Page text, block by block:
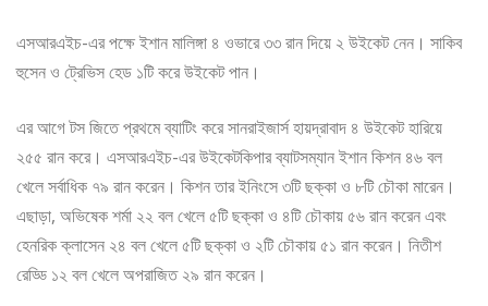
এসআরএইচ-এর পক্ষে ইশান মালিঙ্গা ৪ ওভারে ৩৩ রান দিয়ে ২ উইকেট নেন। সাকিব
হুসেন ও ট্রেভিস হেড ১টি করে উইকেট পান।
এর আগে টস জিতে প্রথমে ব্যাটিং করে সানরাইজার্স হায়দ্রাবাদ ৪ উইকেট হারিয়ে
২৫৫ রান করে। এসআরএইচ-এর উইকেটকিপার ব্যাটসম্যান ইশান কিশন ৪৬ বল
খেলে সর্বাধিক ৭৯ রান করেন। কিশন তার ইনিংসে ৩টি ছক্কা ও ৮টি চৌকা মারেন।
এছাড়া, অভিষেক শর্মা ২২ বল খেলে ৫টি ছক্কা ও ৪টি চৌকায় ৫৬ রান করেন এবং
হেনরিক ক্লাসেন ২৪ বল খেলে ৫টি ছক্কা ও ২টি চৌকায় ৫১ রান করেন। নিতীশ
রেড্ডি ১২ বল খেলে অপরাজিত ২৯ রান করেন।